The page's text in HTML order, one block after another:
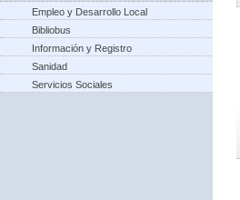
Empleo y Desarrollo Local
Bibliobus
Información y Registro
Sanidad
Servicios Sociales